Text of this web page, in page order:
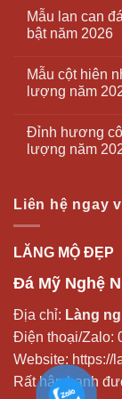
Mẫu lan can
bật năm 2026
Mẫu cột hiên
lượng năm
Đỉnh hương
lượng năm
Liên hệ ngay
LĂNG MỘ ĐẸP
Đá Mỹ Nghệ
Địa chỉ: Làng
Điện thoại/Zalo:
Website: https://
Rất hân hạnh